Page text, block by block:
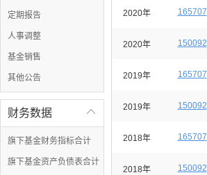
定期报告
人事调整
基金销售
其他公告

财务数据
旗下基金财务指标合计
旗下基金资产负债表合计
2020年 165707
2020年 150092
2019年 165707
2019年 150092
2018年 165707
2018年 150092